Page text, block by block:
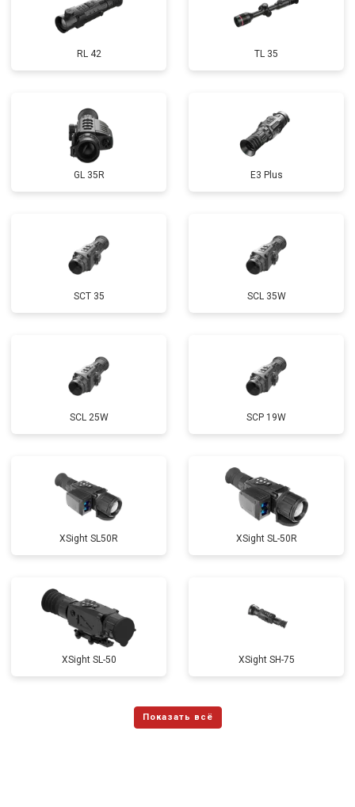
RL 42 TL 35
GL 35R E3 Plus
SCT 35 SCL 35W
SCL 25W SCP 19W
ХSight SL50R XSight SL-50R
XSight SL-50 XSight SH-75